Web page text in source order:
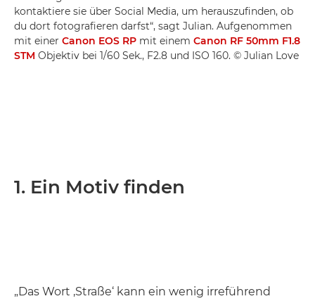
kontaktiere sie über Social Media, um herauszufinden, ob
du dort fotografieren darfst“, sagt Julian. Aufgenommen
mit einer Canon EOS RP mit einem Canon RF 50mm F1.8
STM Objektiv bei 1/60 Sek., F2.8 und ISO 160. © Julian Love
1. Ein Motiv finden
„Das Wort ‚Straße‘ kann ein wenig irreführend